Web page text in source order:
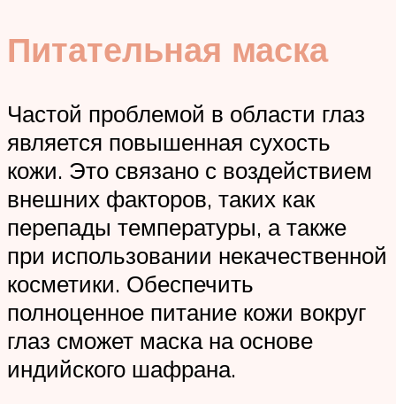
Питательная маска
Частой проблемой в области глаз
является повышенная сухость
кожи. Это связано с воздействием
внешних факторов, таких как
перепады температуры, а также
при использовании некачественной
косметики. Обеспечить
полноценное питание кожи вокруг
глаз сможет маска на основе
индийского шафрана.